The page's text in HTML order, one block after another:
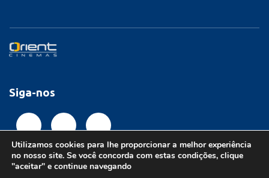
Siga-nos
Utilizamos cookies para lhe proporcionar a melhor experiência
no nosso site. Se você concorda com estas condições, clique
"aceitar" e continue navegando